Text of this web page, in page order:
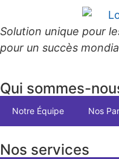
Solution unique pour
pour un succès
Qui sommes-
Notre Équipe Nos
Nos services